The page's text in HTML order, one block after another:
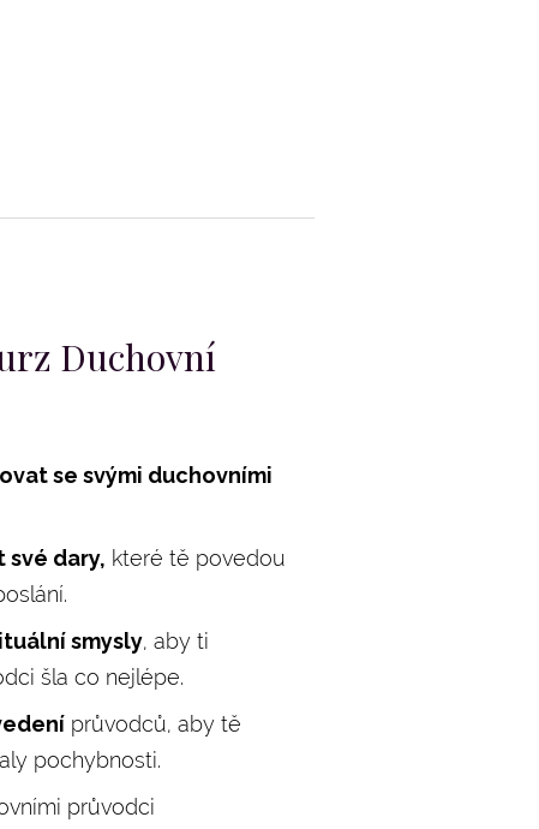
Duchovní
se svými duchovními
své dary, které tě povedou
smysly, aby ti
šla co nejlépe.
průvodců, aby tě
pochybnosti.
průvodci